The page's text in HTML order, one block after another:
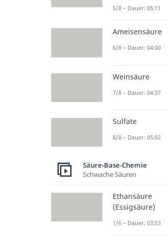
5/8 – Dauer: 05:11
Ameisensäure
6/8 – Dauer: 04:00
Weinsäure
7/8 – Dauer: 04:37
Sulfate
8/8 – Dauer: 05:02
Säure-Base-Chemie
Schwache Säuren
Ethansäure
(Essigsäure)
1/6 – Dauer: 03:53